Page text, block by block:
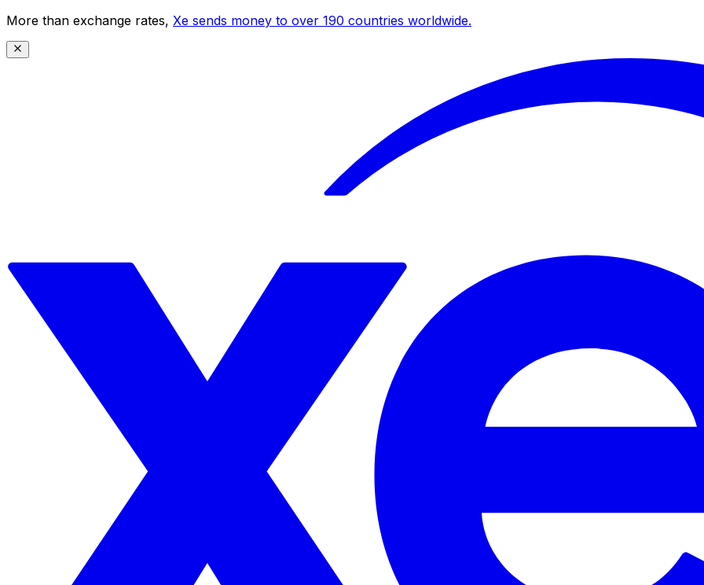
More than exchange rates, Xe sends money to over 190 countries worldwide.